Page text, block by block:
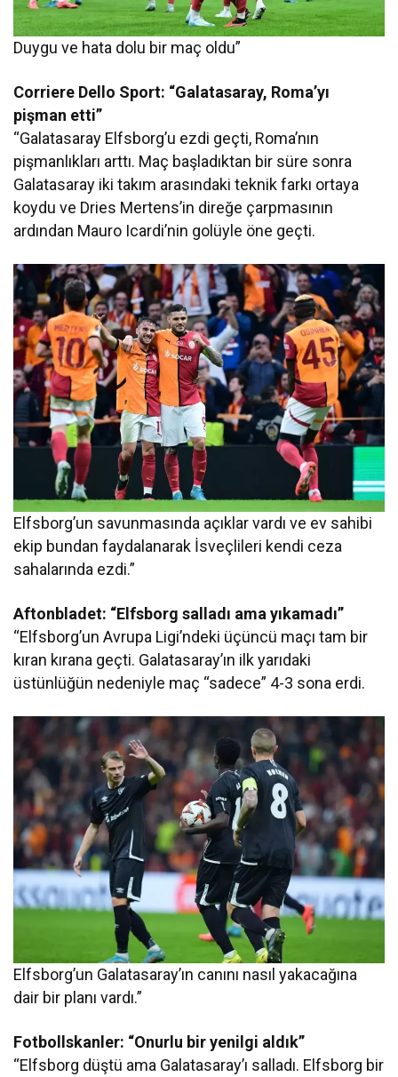
Duygu ve hata dolu bir maç oldu”
Corriere Dello Sport: “Galatasaray, Roma’yı
pişman etti”
“Galatasaray Elfsborg’u ezdi geçti, Roma’nın
pişmanlıkları arttı. Maç başladıktan bir süre sonra
Galatasaray iki takım arasındaki teknik farkı ortaya
koydu ve Dries Mertens’in direğe çarpmasının
ardından Mauro Icardi’nin golüyle öne geçti.
Elfsborg’un savunmasında açıklar vardı ve ev sahibi
ekip bundan faydalanarak İsveçlileri kendi ceza
sahalarında ezdi.”
Aftonbladet: “Elfsborg salladı ama yıkamadı”
“Elfsborg’un Avrupa Ligi’ndeki üçüncü maçı tam bir
kıran kırana geçti. Galatasaray’ın ilk yarıdaki
üstünlüğün nedeniyle maç “sadece” 4-3 sona erdi.
Elfsborg’un Galatasaray’ın canını nasıl yakacağına
dair bir planı vardı.”
Fotbollskanler: “Onurlu bir yenilgi aldık”
“Elfsborg düştü ama Galatasaray’ı salladı. Elfsborg bir